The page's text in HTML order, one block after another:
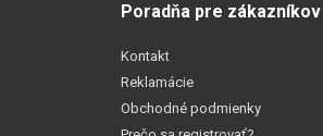
Poradňa pre zákazníkov
Kontakt
Reklamácie
Obchodné podmienky